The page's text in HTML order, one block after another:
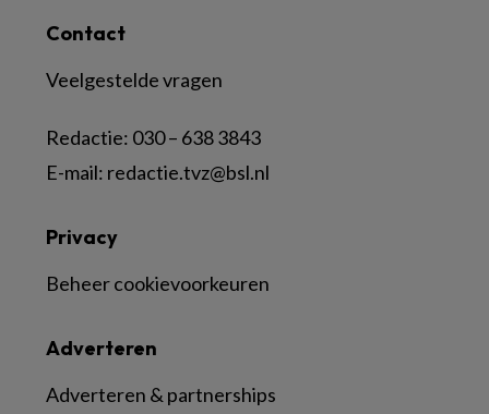
Contact
Veelgestelde vragen
Redactie: 030 – 638 3843
E-mail: redactie.tvz@bsl.nl
Adverteren
Adverteren & partnerships
Privacy
Beheer cookievoorkeuren